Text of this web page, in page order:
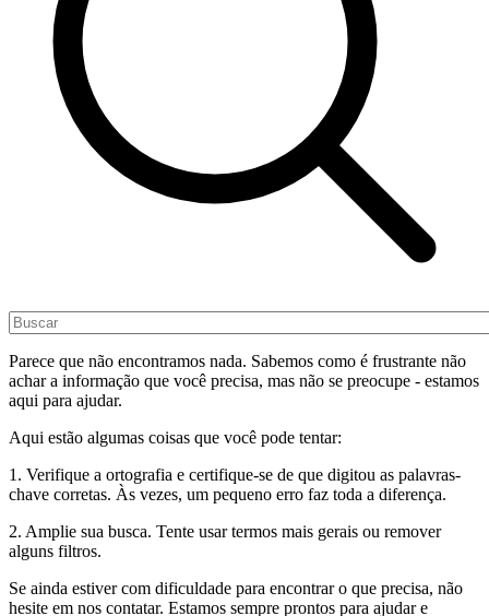
Parece que não encontramos nada. Sabemos como é frustrante não
achar a informação que você precisa, mas não se preocupe - estamos
aqui para ajudar.
Aqui estão algumas coisas que você pode tentar:
1. Verifique a ortografia e certifique-se de que digitou as palavras-
chave corretas. Às vezes, um pequeno erro faz toda a diferença.
2. Amplie sua busca. Tente usar termos mais gerais ou remover
alguns filtros.
Se ainda estiver com dificuldade para encontrar o que precisa, não
hesite em nos contatar. Estamos sempre prontos para ajudar e